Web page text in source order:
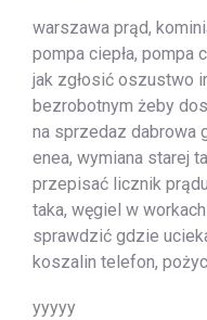
warszawa prąd,
pompa ciepła, pompa
jak zgłosić oszustwo
bezrobotnym żeby
na sprzedaz dabrowa
enea, wymiana starej
przepisać licznik
taka, węgiel w
sprawdzić gdzie
koszalin telefon,
yyyyy